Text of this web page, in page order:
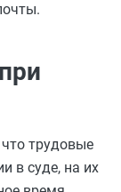
трудовые
в суде, на их